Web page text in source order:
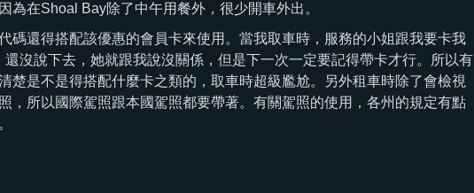
為在Shoal Bay除了中午用餐外，很少開車外出。
碼還得搭配該優惠的會員卡來使用。當我取車時，服務的小姐跟我要卡我
沒說下去，她就跟我說沒關係，但是下一次一定要記得帶卡才行。所以有
楚是不是得搭配什麼卡之類的，取車時超級尷尬。另外租車時除了會檢視
，所以國際駕照跟本國駕照都要帶著。有關駕照的使用，各州的規定有點